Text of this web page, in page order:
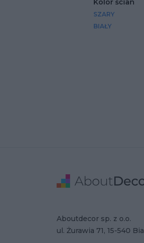
Kolor ścian
SZARY
BIAŁY
Adres
Aboutdecor sp. z o.o.
ul. Żurawia 71, 15-540
Dane Firmy